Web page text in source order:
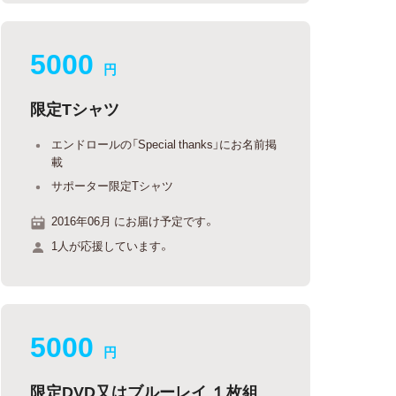
5000 円
限定Tシャツ
エンドロールの「Special thanks」にお名前掲
載
サポーター限定Tシャツ
2016年06月 にお届け予定です。
1人が応援しています。
5000 円
限定DVD又はブルーレイ １枚組